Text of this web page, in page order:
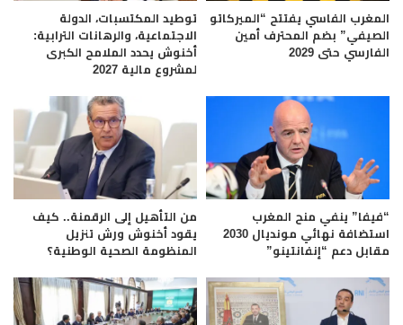
المغرب الفاسي يفتتح “الميركاتو
الصيفي” بضم المحترف أمين
الفارسي حتى 2029
توطيد المكتسبات، الدولة
الاجتماعية، والرهانات الترابية:
أخنوش يحدد الملامح الكبرى
لمشروع مالية 2027
“فيفا” ينفي منح المغرب
استضافة نهائي مونديال 2030
مقابل دعم “إنفانتينو”
من التأهيل إلى الرقمنة.. كيف
يقود أخنوش ورش تنزيل
المنظومة الصحية الوطنية؟